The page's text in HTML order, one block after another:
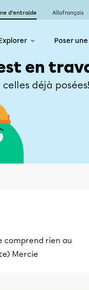
d’entraide Allofrançais
Poser
en
déjà
comprend rien au
Mercie